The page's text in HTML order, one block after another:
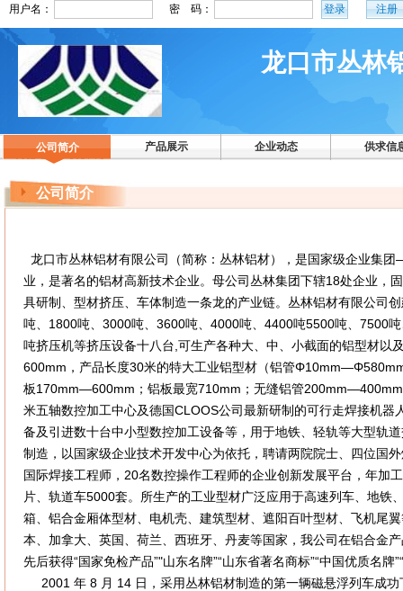
龙口市丛林
公司简介 产品展示 企业动态 供求信
公司简介
龙口市丛林铝材有限公司（简称：丛林铝材），是国家级企业集
业，是著名的铝材高新技术企业。母公司丛林集团下辖18处企业，
具研制、型材挤压、车体制造一条龙的产业链。丛林铝材有限公司
吨、1800吨、3000吨、3600吨、4000吨、4400吨5500吨、7500
吨挤压机等挤压设备十八台,可生产各种大、中、小截面的铝型材以
600mm，产品长度30米的特大工业铝型材（铝管
板170mm—600mm；铝板最宽710mm；无缝铝管
米五轴数控加工中心及德国CLOOS公司最新研制的可行走焊接机器
备及引进数十台中小型数控加工设备等，用于地铁、轻轨等大型轨
制造，以国家级企业技术开发中心为依托，聘请两院院士、四位国
国际焊接工程师，20名数控操作工程师的企业创新发展平台，年加
片、轨道车5000套。所生产的工业型材广泛应用于高速列车、地铁
箱、铝合金厢体型材、电机壳、建筑型材、遮阳百叶型材、飞机尾
本、加拿大、英国、荷兰、西班牙、丹麦等国家，我公司在铝合金
先后获得“国家免检产品”"山东名牌”“山东省著名商标”“中国优质名牌
2001 年 8 月 14 日，采用丛林铝材制造的第一辆磁悬浮列车成功